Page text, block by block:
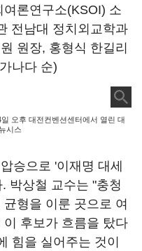
론연구소(KSOI) 소
전남대 정치외교학과
원장, 홍형식 한길리
나다 순)
오후 대전컨벤션센터에서 열린 대
시스
승으로 '이재명 대세
박상철 교수는 "충청
형을 이룬 곳으로 여
후보가 흐름을 탔다
힘을 실어주는 것이